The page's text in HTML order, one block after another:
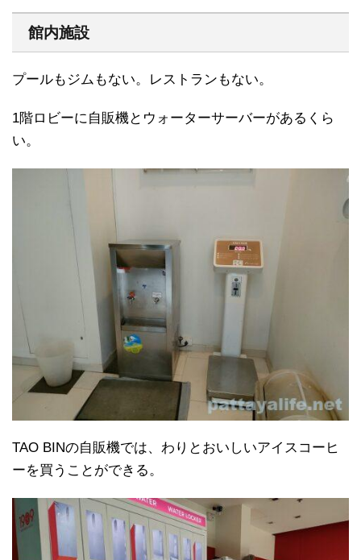
館内施設
プールもジムもない。レストランもない。
1階ロビーに自販機とウォーターサーバーがあるくら
い。
TAO BINの自販機では、わりとおいしいアイスコーヒ
ーを買うことができる。